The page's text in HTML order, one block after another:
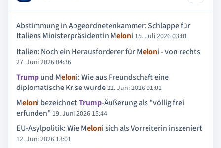
Abstimmung in Abgeordnetenkammer: Schlappe für
Italiens Ministerpräsidentin Meloni 15. Juli 2026 03:01
Italien: Noch ein Herausforderer für Meloni - von rechts
27. Juni 2026 04:36
Trumpund Meloni: Wie aus Freundschaft eine
diplomatische Krise wurde22. Juni 2026 01:01
Meloni bezeichnetTrump-Äußerung als "völlig frei
erfunden" 19. Juni 2026 15:44
EU-Asylpolitik: Wie Meloni sich als Vorreiterin inszeniert
12. Juni 2026 13:01